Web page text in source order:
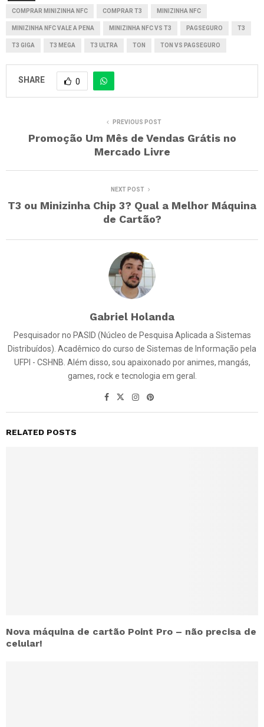
COMPRAR MINIZINHA NFC COMPRAR T3 MINIZINHA NFC
MINIZINHA NFC VALE A PENA MINIZINHA NFC VS T3 PAGSEGURO T3
T3 GIGA T3 MEGA T3 ULTRA TON TON VS PAGSEGURO
SHARE 0
PREVIOUS POST
Promoção Um Mês de Vendas Grátis no
Mercado Livre
NEXT POST
T3 ou Minizinha Chip 3? Qual a Melhor Máquina
de Cartão?
Gabriel Holanda
Pesquisador no PASID (Núcleo de Pesquisa Aplicada a Sistemas
Distribuídos). Acadêmico do curso de Sistemas de Informação pela
UFPI - CSHNB. Além disso, sou apaixonado por animes, mangás,
games, rock e tecnologia em geral.
RELATED POSTS
Nova máquina de cartão Point Pro – não precisa de
celular!